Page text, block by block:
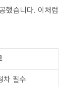
했습니다. 이처럼
차 필수